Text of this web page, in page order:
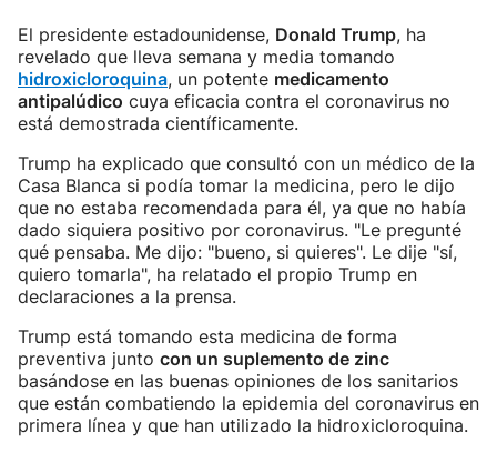
El presidente estadounidense, Donald Trump, ha
revelado que lleva semana y media tomando
hidroxicloroquina, un potente medicamento
antipalúdico cuya eficacia contra el coronavirus no
está demostrada científicamente.
Trump ha explicado que consultó con un médico de la
Casa Blanca si podía tomar la medicina, pero le dijo
que no estaba recomendada para él, ya que no había
dado siquiera positivo por coronavirus. "Le pregunté
qué pensaba. Me dijo: "bueno, si quieres". Le dije "sí,
quiero tomarla", ha relatado el propio Trump en
declaraciones a la prensa.
Trump está tomando esta medicina de forma
preventiva junto con un suplemento de zinc
basándose en las buenas opiniones de los sanitarios
que están combatiendo la epidemia del coronavirus en
primera línea y que han utilizado la hidroxicloroquina.